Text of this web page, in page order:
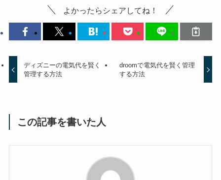
よかったらシェアしてね！
ディズニーの電気代を賢く
管理する方法
droomで電気代を賢く管理
する方法
この記事を書いた人